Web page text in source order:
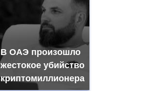
В ОАЭ произошло
жестокое убийство
криптомиллионера